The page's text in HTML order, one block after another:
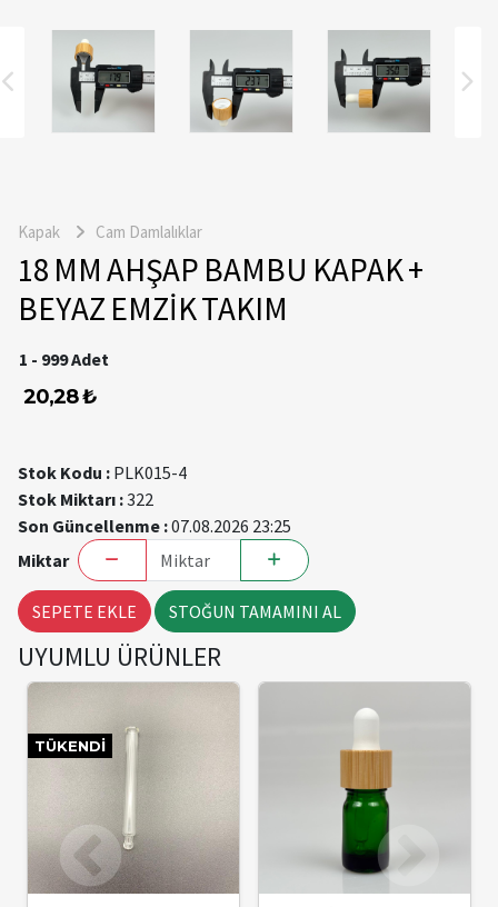
Kapak Cam Damlalıklar
18 MM AHŞAP BAMBU KAPAK +
BEYAZ EMZİK TAKIM
1 - 999 Adet
20,28 ₺
Stok Kodu : PLK015-4
Stok Miktarı :322
Son Güncellenme :07.08.2026 23:25
Miktar
SEPETE EKLE STOĞUN TAMAMINI AL
UYUMLU ÜRÜNLER
TÜKENDI